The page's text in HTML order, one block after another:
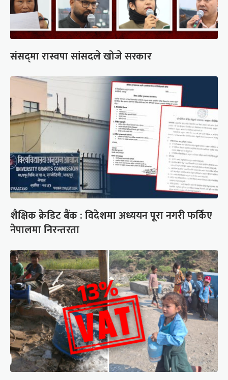
संसद्‍मा रास्वपा सांसदले खोजे सरकार
शैक्षिक क्रेडिट बैंक : विदेशमा अध्ययन पूरा नगरी फर्किए
नेपालमा निरन्तरता